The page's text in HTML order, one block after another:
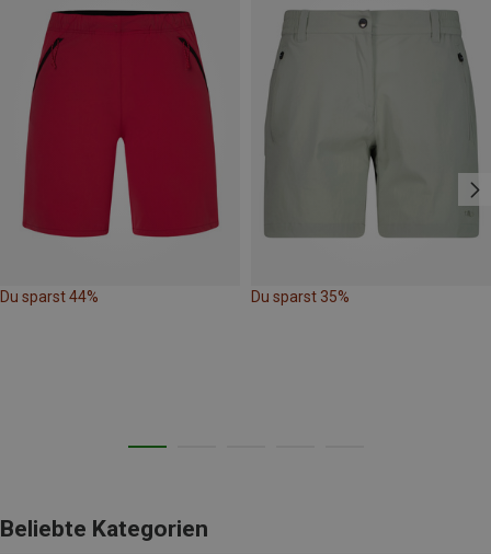
Du sparst 44% Du sparst 35%
Beliebte Kategorien